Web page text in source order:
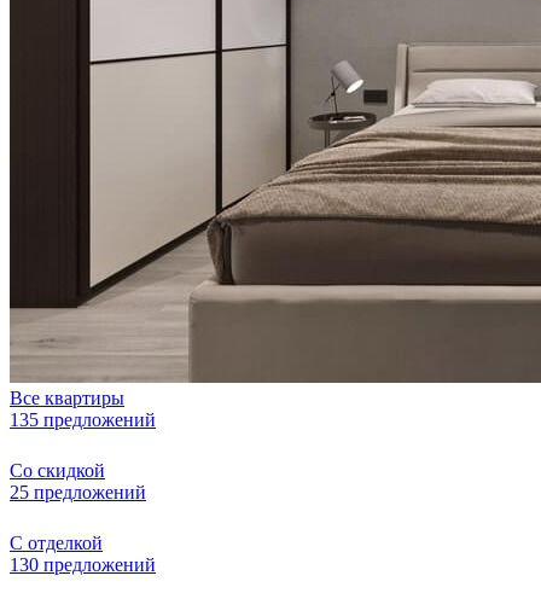
Все квартиры
135 предложений
Со скидкой
25 предложений
С отделкой
130 предложений